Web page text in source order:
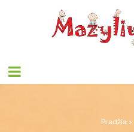
Pradžia >